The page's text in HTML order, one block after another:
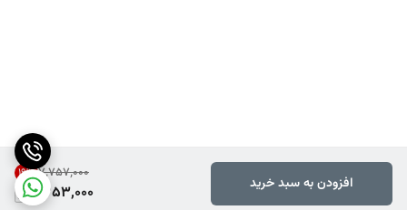
۷٬۷۵۷٬۰۰۰ 19%
6,253,000 افزودن به سبد خرید